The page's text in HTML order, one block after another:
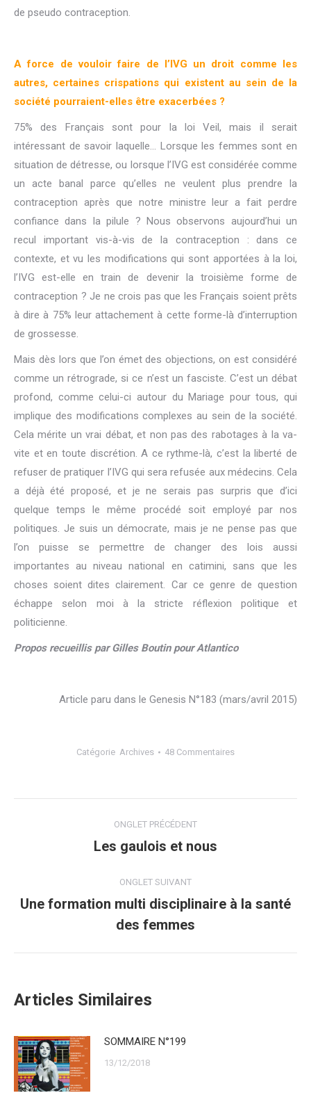
de pseudo contraception.
A force de vouloir faire de l’IVG un droit comme les
autres, certaines crispations qui existent au sein de la
société pourraient-elles être exacerbées ?
75% des Français sont pour la loi Veil, mais il serait
intéressant de savoir laquelle… Lorsque les femmes sont en
situation de détresse, ou lorsque l’IVG est considérée comme
un acte banal parce qu’elles ne veulent plus prendre la
contraception après que notre ministre leur a fait perdre
confiance dans la pilule ? Nous observons aujourd’hui un
recul important vis-à-vis de la contraception : dans ce
contexte, et vu les modifications qui sont apportées à la loi,
l’IVG est-elle en train de devenir la troisième forme de
contraception ? Je ne crois pas que les Français soient prêts
à dire à 75% leur attachement à cette forme-là d’interruption
de grossesse.
Mais dès lors que l’on émet des objections, on est considéré
comme un rétrograde, si ce n’est un fasciste. C’est un débat
profond, comme celui-ci autour du Mariage pour tous, qui
implique des modifications complexes au sein de la société.
Cela mérite un vrai débat, et non pas des rabotages à la va-
vite et en toute discrétion. A ce rythme-là, c’est la liberté de
refuser de pratiquer l’IVG qui sera refusée aux médecins. Cela
a déjà été proposé, et je ne serais pas surpris que d’ici
quelque temps le même procédé soit employé par nos
politiques. Je suis un démocrate, mais je ne pense pas que
l’on puisse se permettre de changer des lois aussi
importantes au niveau national en catimini, sans que les
choses soient dites clairement. Car ce genre de question
échappe selon moi à la stricte réflexion politique et
politicienne.
Propos recueillis par Gilles Boutin pour Atlantico
Article paru dans le Genesis N°183 (mars/avril 2015)
Catégorie Archives 48 Commentaires
Navigation
commentaire
ONGLET PRÉCÉDENT
Onglet
Les gaulois et nous
ONGLET SUIVANT
Onglet
suivant
Une formation multi disciplinaire à la santé
des femmes
Articles Similaires
SOMMAIRE N°199
13/12/2018